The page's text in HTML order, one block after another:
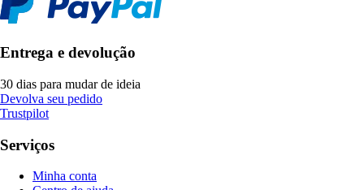
Entrega e devolução
30 dias para mudar de ideia
Devolva seu pedido
Trustpilot
Serviços
Minha conta